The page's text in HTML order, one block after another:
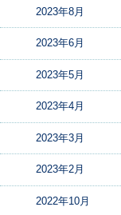
2023年8月
2023年6月
2023年5月
2023年4月
2023年3月
2023年2月
2022年10月